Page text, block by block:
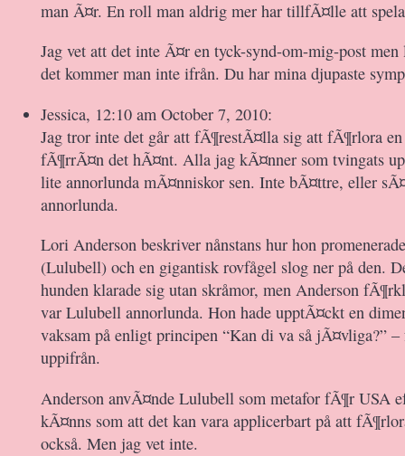
man Ã¤r. En roll man aldrig mer har tillfÃ¤lle att
Jag vet att det inte Ã¤r en tyck-synd-om-mig-post
det kommer man inte ifrån. Du har mina djupaste
Jessica, 12:10 am October 7, 2010:
Jag tror inte det går att fÃ¶restÃ¤lla sig att fÃ¶rlora
fÃ¶rrÃ¤n det hÃ¤nt. Alla jag kÃ¤nner som tvingats
lite annorlunda mÃ¤nniskor sen. Inte bÃ¤ttre, eller
annorlunda.
Lori Anderson beskriver nånstans hur hon
(Lulubell) och en gigantisk rovfågel slog ner på den.
hunden klarade sig utan skråmor, men Anderson
var Lulubell annorlunda. Hon hade upptÃ¤ckt en
vaksam på enligt principen “Kan di va så jÃ¤vliga?” –
uppifrån.
Anderson anvÃ¤nde Lulubell som metafor fÃ¶r USA
kÃ¤nns som att det kan vara applicerbart på att
också. Men jag vet inte.